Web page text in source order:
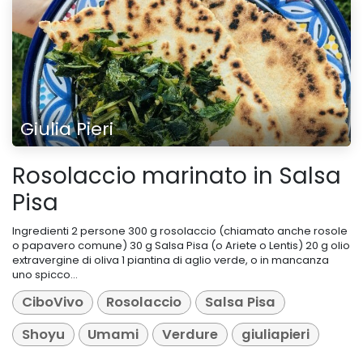
Giulia Pieri
Rosolaccio marinato in Salsa
Pisa
Ingredienti 2 persone 300 g rosolaccio (chiamato anche rosole
o papavero comune) 30 g Salsa Pisa (o Ariete o Lentis) 20 g olio
extravergine di oliva 1 piantina di aglio verde, o in mancanza
uno spicco...
CiboVivo Rosolaccio
Salsa Pisa
Shoyu
Umami Verdure
giuliapieri